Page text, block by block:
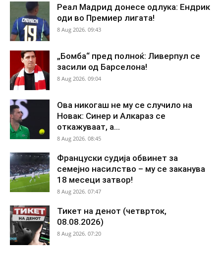
Реал Мадрид донесе одлука: Ендрик
оди во Премиер лигата!
8 Aug 2026. 09:43
„Бомба“ пред полноќ: Ливерпул се
засили од Барселона!
8 Aug 2026. 09:04
Ова никогаш не му се случило на
Новак: Синер и Алкараз се
откажуваат, а...
8 Aug 2026. 08:45
Француски судија обвинет за
семејно насилство – му се заканува
18 месеци затвор!
8 Aug 2026. 07:47
Тикет на денот (четврток,
08.08.2026)
8 Aug 2026. 07:20